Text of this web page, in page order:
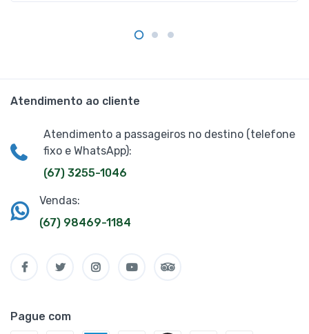
Atendimento ao cliente
Atendimento a passageiros no destino (telefone
fixo e WhatsApp):
(67) 3255-1046
Vendas:
(67) 98469-1184
Pague com